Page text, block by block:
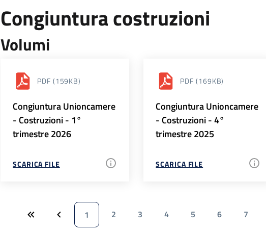
Congiuntura costruzioni
Volumi
PDF (159KB)
Congiuntura Unioncamere
- Costruzioni - 1°
trimestre 2026
SCARICA FILE
PDF (169KB)
Congiuntura Unioncamere
- Costruzioni - 4°
trimestre 2025
SCARICA FILE
1 2 3 4 5 6 7